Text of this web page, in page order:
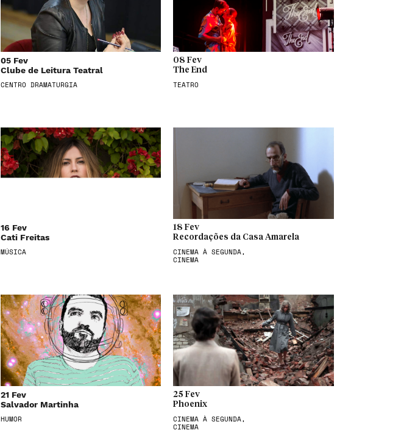
05 Fev
Clube de Leitura Teatral
CENTRO DRAMATURGIA
08 Fev
The End
TEATRO
16 Fev
Cati Freitas
MÚSICA
18 Fev
Recordações da Casa Amarela
CINEMA À SEGUNDA,
CINEMA
21 Fev
Salvador Martinha
HUMOR
25 Fev
Phoenix
CINEMA À SEGUNDA,
CINEMA